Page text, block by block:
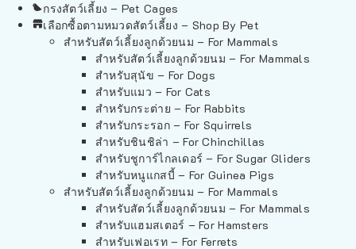
กรงสัตว์เลี้ยง – Pet Cages
เลือกซื้อตามหมวดสัตว์เลี้ยง – Shop By Pet
สำหรับสัตว์เลี้ยงลูกด้วยนม – For Mammals
สำหรับสัตว์เลี้ยงลูกด้วยนม – For Mammals
สำหรับสุนัข – For Dogs
สำหรับแมว – For Cats
สำหรับกระต่าย – For Rabbits
สำหรับกระรอก – For Squirrels
สำหรับชินชิล่า – For Chinchillas
สำหรับชูการ์ไกลเดอร์ – For Sugar Gliders
สำหรับหนูแกสบี้ – For Guinea Pigs
สำหรับสัตว์เลี้ยงลูกด้วยนม – For Mammals
สำหรับสัตว์เลี้ยงลูกด้วยนม – For Mammals
สำหรับแฮมสเตอร์ – For Hamsters
สำหรับเฟอเรท – For Ferrets